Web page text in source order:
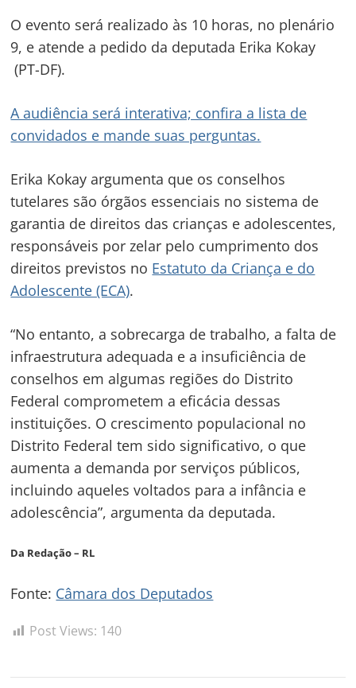
O evento será realizado às 10 horas, no plenário
9, e atende a pedido da deputada Erika Kokay
(PT-DF).
A audiência será interativa; confira a lista de
convidados e mande suas perguntas.
Erika Kokay argumenta que os conselhos
tutelares são órgãos essenciais no sistema de
garantia de direitos das crianças e adolescentes,
responsáveis por zelar pelo cumprimento dos
direitos previstos no Estatuto da Criança e do
Adolescente (ECA).
“No entanto, a sobrecarga de trabalho, a falta de
infraestrutura adequada e a insuficiência de
conselhos em algumas regiões do Distrito
Federal comprometem a eficácia dessas
instituições. O crescimento populacional no
Distrito Federal tem sido significativo, o que
aumenta a demanda por serviços públicos,
incluindo aqueles voltados para a infância e
adolescência”, argumenta da deputada.
Da Redação – RL
Fonte: Câmara dos Deputados
Post Views: 140
Navegação
de
Post